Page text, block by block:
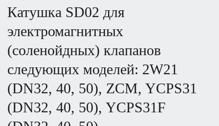
катушка SD02 для
электромагнитных
(соленойдных) клапанов
cледующих моделей: 2W21
(DN32, 40, 50), ZCM, YCPS31
(DN32, 40, 50), YCPS31F